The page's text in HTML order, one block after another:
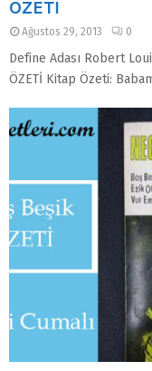
ÖZETİ
Ağustos 29, 2013 0
Define Adası Robert
ÖZETİ Kitap Özeti: